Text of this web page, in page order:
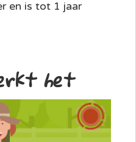
en is tot 1 jaar
het